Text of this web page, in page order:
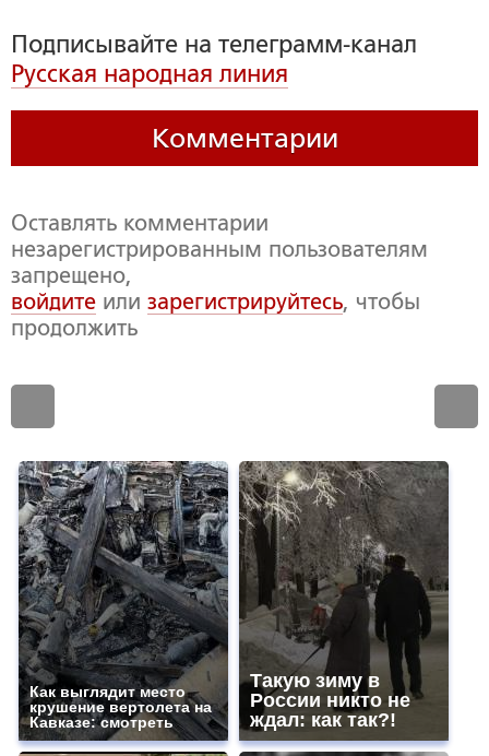
Подписывайте на телеграмм-канал
Русская народная линия
Комментарии
Оставлять комментарии
незарегистрированным пользователям
запрещено,
войдите или зарегистрируйтесь, чтобы
продолжить
Как выглядит место
крушение вертолета на
Кавказе: смотреть
Такую зиму в
России никто не
ждал: как так?!